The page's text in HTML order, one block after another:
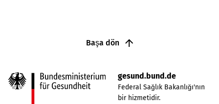
Başa dön
gesund.bund.de
Federal Sağlık Bakanlığı'nın
bir hizmetidir.